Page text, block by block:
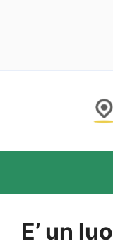
E’ un